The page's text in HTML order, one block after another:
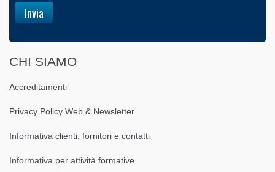
CHI SIAMO
Accreditamenti
Privacy Policy Web & Newsletter
Informativa clienti, fornitori e contatti
Informativa per attività formative